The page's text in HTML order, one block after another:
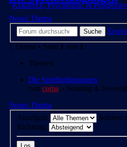
Krautrock, Psychedelic &
Neues Thema
Suche
1 Thema • Seite 1 von 1
Themen
Die Spielbedingungen
von coma » Sonntag 4.
Neues Thema
Anzeigen:
Sortiere
Richtung: